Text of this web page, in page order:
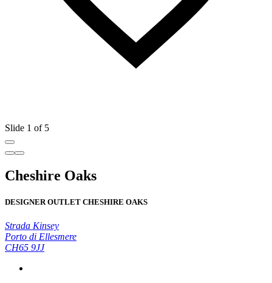
Slide 1 of 5
Cheshire Oaks
DESIGNER OUTLET CHESHIRE OAKS
Strada Kinsey
Porto di Ellesmere
CH65 9JJ